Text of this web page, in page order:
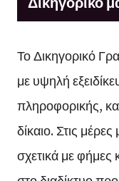
Το Δικηγορικό
με υψηλή
πληροφορικής,
δίκαιο. Στις
σχετικά με φήμες